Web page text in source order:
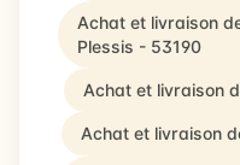
Achat et livraison
Plessis - 53190
Achat et livraison
Achat et livraison